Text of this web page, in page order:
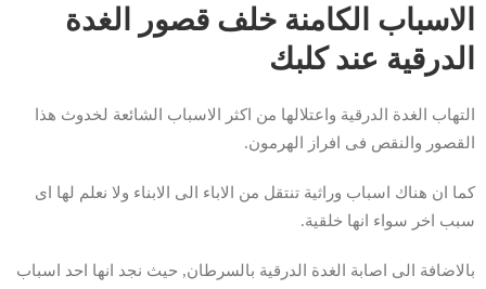
الاسباب الكامنة خلف قصور الغدة
الدرقية عند كلبك
التهاب الغدة الدرقية واعتلالها من اكثر الاسباب الشائعة لخدوث هذا
القصور والنقص فى افراز الهرمون.
كما ان هناك اسباب وراثية تنتقل من الاباء الى الابناء ولا نعلم لها اى
سبب اخر سواء انها خلقية.
بالاضافة الى اصابة الغدة الدرقية بالسرطان, حيث نجد انها احد اسباب